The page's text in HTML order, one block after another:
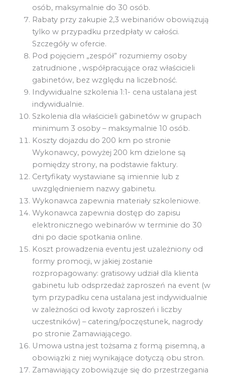
osób, maksymalnie do 30 osób.
Rabaty przy zakupie 2,3 webinariów obowiązują
tylko w przypadku przedpłaty w całości.
Szczegóły w ofercie.
Pod pojęciem „zespół” rozumiemy osoby
zatrudnione , współpracujące oraz właścicieli
gabinetów, bez względu na liczebność.
Indywidualne szkolenia 1:1- cena ustalana jest
indywidualnie.
Szkolenia dla właścicieli gabinetów w grupach
minimum 3 osoby – maksymalnie 10 osób.
Koszty dojazdu do 200 km po stronie
Wykonawcy, powyżej 200 km dzielone są
pomiędzy strony, na podstawie faktury.
Certyfikaty wystawiane są imiennie lub z
uwzględnieniem nazwy gabinetu.
Wykonawca zapewnia materiały szkoleniowe.
Wykonawca zapewnia dostęp do zapisu
elektronicznego webinarów w terminie do 30
dni po dacie spotkania online.
Koszt prowadzenia eventu jest uzależniony od
formy promocji, w jakiej zostanie
rozpropagowany: gratisowy udział dla klienta
gabinetu lub odsprzedaż zaproszeń na event (w
tym przypadku cena ustalana jest indywidualnie
w zależności od kwoty zaproszeń i liczby
uczestników) – catering/poczęstunek, nagrody
po stronie Zamawiającego.
Umowa ustna jest tożsama z formą pisemną, a
obowiązki z niej wynikające dotyczą obu stron.
Zamawiający zobowiązuje się do przestrzegania